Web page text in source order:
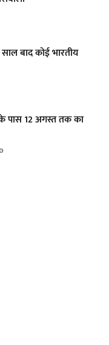
बाद कोई भारतीय
पास 12 अगस्त तक का